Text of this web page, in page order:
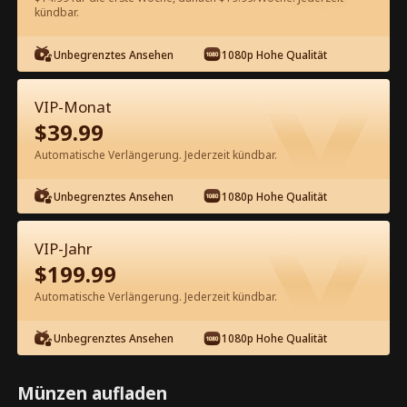
60 Jetzt entsperren
Kostenlos in der App ansehen
Episode 34 - Leb Wohl für Immer,
Besitzergreifender CEO Kompletter
Film
1-50 51-80
34 35 36 37 38
kündbar.
Unbegrenztes Ansehen 1080p Hohe Qualität
VIP-Monat
$39.99
Automatische Verlängerung. Jederzeit kündbar.
Unbegrenztes Ansehen 1080p Hohe Qualität
VIP-Jahr
$199.99
Automatische Verlängerung. Jederzeit kündbar.
Unbegrenztes Ansehen 1080p Hohe Qualität
Münzen aufladen